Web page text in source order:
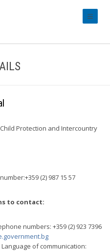
Protection and Intercountry
(2) 987 15 57
to contact:
numbers: +359 (2) 923 7396
of communication: